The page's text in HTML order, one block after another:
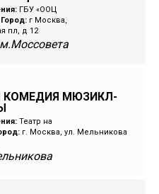
ГБУ «ООЦ
Город: г Москва,
пл, д 12
КОМЕДИЯ МЮЗИКЛ-
Театр на
г. Москва, ул. Мельникова